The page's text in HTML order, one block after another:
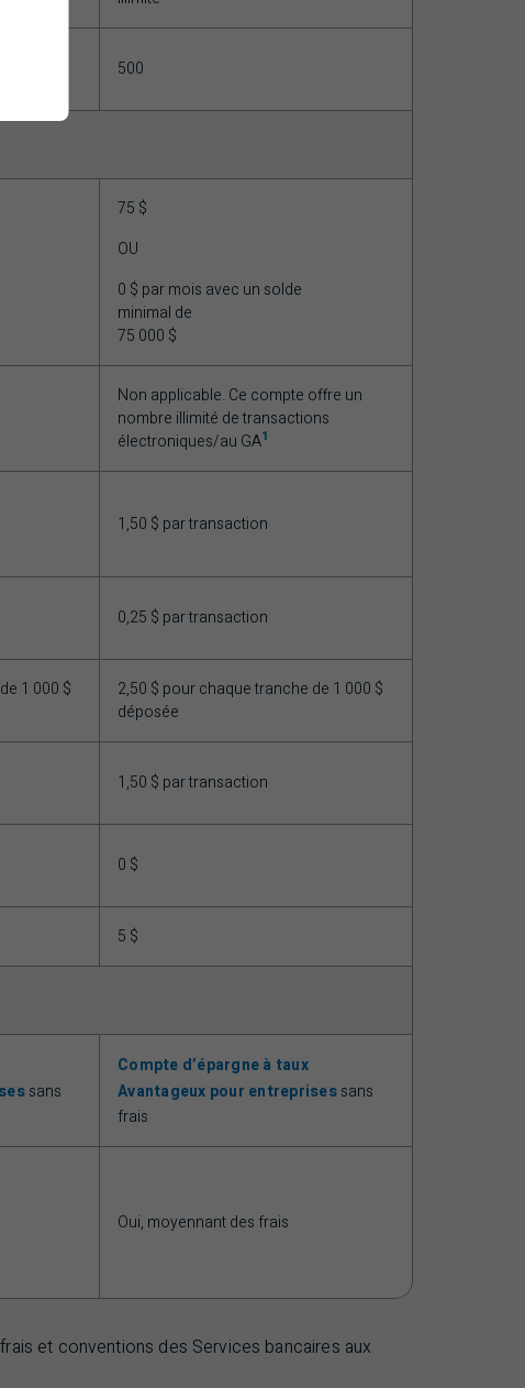
500
75 $
OU
0 $ par mois avec un solde
minimal de
75 000 $
Non applicable. Ce compte offre un
nombre illimité de transactions
électroniques/au GA1
1,50 $ par transaction
0,25 $ par transaction
1 000 $
2,50 $ pour chaque tranche de 1 000 $
déposée
1,50 $ par transaction
0 $
5 $
sans
Compte d’épargne à taux
Avantageux pour entreprises sans
frais
Oui, moyennant des frais
et conventions des Services bancaires aux